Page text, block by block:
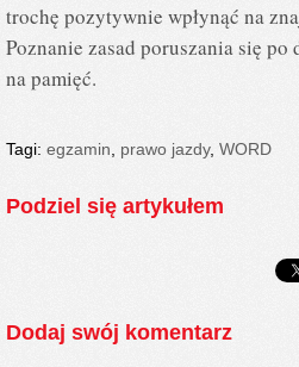
trochę pozytywnie wpłynąć na
Poznanie zasad poruszania się
na pamięć.
Tagi: egzamin prawo jazdy, WORD
Podziel się artykułem
Dodaj swój komentarz